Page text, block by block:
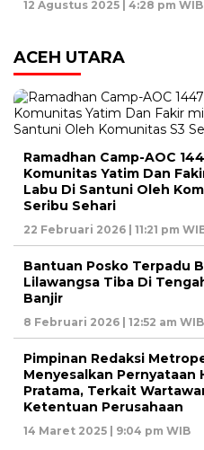
12 Agustus 2025 | 4:28 pm WIB
ACEH UTARA
Ramadhan Camp-AOC
Komunitas Yatim Dan
Labu Di Santuni Oleh
Seribu Sehari
22 Februari 2026 | 11:21 pm
Bantuan Posko Terpadu
Lilawangsa Tiba Di
Banjir
8 Februari 2026 | 12:52 am WIB
Pimpinan Redaksi
Menyesalkan Pernyataan
Pratama, Terkait
Ketentuan Perusahaan
14 Maret 2025 | 9:04 pm WIB